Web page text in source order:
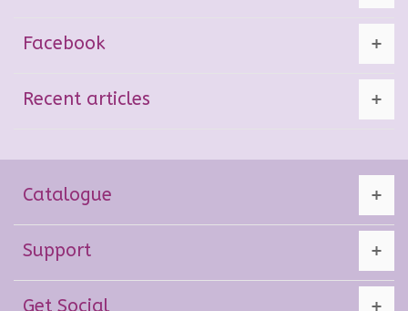
Facebook
Recent articles
Catalogue
Support
Get Social